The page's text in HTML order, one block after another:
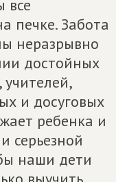
все
печке. Забота
неразрывно
достойных
и досуговых
ребенка и
серьезной
наши дети